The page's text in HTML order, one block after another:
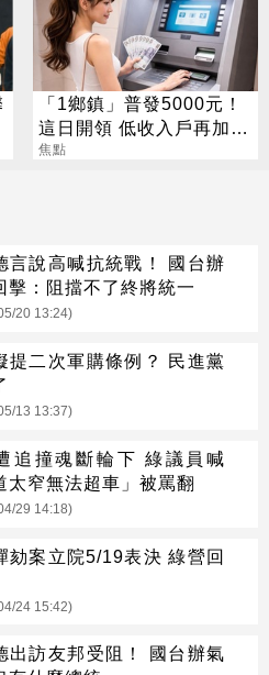
「1鄉鎮」普發5000元！
這日開領 低收入戶再加碼
2000元
焦點
言說高喊抗統戰！ 國台辦
擊：阻擋不了終將統一
20 13:24)
提二次軍購條例？ 民進黨
13 13:37)
追撞魂斷輪下 綠議員喊
太窄無法超車」被罵翻
29 14:18)
劾案立院5/19表決 綠營回
24 15:42)
出訪友邦受阻！ 國台辦氣